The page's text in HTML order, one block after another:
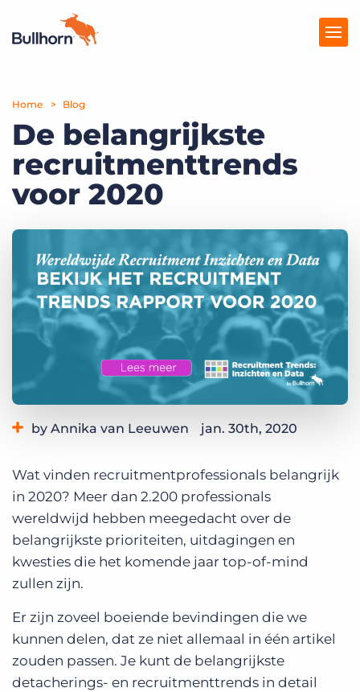
Producten
Prijzen
Kennisbank
Vraag een demo aan Inloggen
Home Blog
De belangrijkste
recruitmenttrends
voor 2020
by Annika van Leeuwen jan. 30th, 2020
Wat vinden recruitmentprofessionals belangrijk
in 2020? Meer dan 2.200 professionals
wereldwijd hebben meegedacht over de
belangrijkste prioriteiten, uitdagingen en
kwesties die het komende jaar top-of-mind
zullen zijn.
Er zijn zoveel boeiende bevindingen die we
kunnen delen, dat ze niet allemaal in één artikel
zouden passen. Je kunt de belangrijkste
detacherings- en recruitmenttrends in detail